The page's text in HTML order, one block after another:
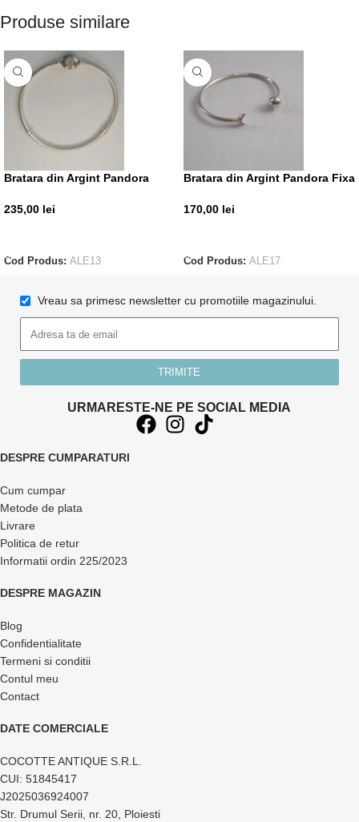
Produse similare
Bratara din Argint Pandora
235,00 lei
Cod Produs: ALE13
Bratara din Argint Pandora Fixa
170,00 lei
Cod Produs: ALE17
Vreau sa primesc newsletter cu promotiile magazinului.
TRIMITE
URMARESTE-NE PE SOCIAL MEDIA
DESPRE CUMPARATURI
Cum cumpar
Metode de plata
Livrare
Politica de retur
Informatii ordin 225/2023
DESPRE MAGAZIN
Blog
Confidentialitate
Termeni si conditii
Contul meu
Contact
DATE COMERCIALE
COCOTTE ANTIQUE S.R.L.
CUI: 51845417
J2025036924007
Str. Drumul Serii, nr. 20, Ploiesti